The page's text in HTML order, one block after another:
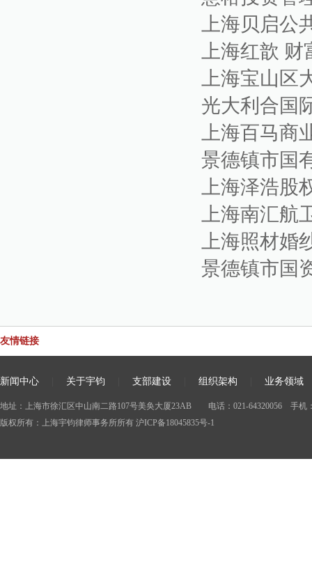
上海贝启
上海红歆
上海宝山
光大利合国
上海百马
景德镇市国
上海泽浩
上海南汇
上海照材
景德镇市国
友情链接
新闻中心 关于宇钧 支部建设 组织架构 业务领域
地址：上海市徐汇区中山南二路107号美奂大厦23AB 电话：021-64320056 手机：
版权所有：上海宇钧律师事务所所有 沪ICP备18045835号-1